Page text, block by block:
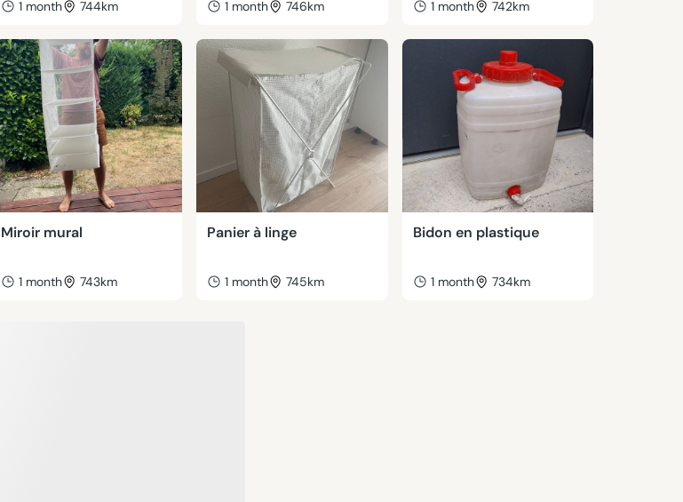
1 month 744km 1 month 746km 1 month 742km
Miroir mural
1 month 743km
Panier à linge
1 month 745km
Bidon en plastique
1 month 734km